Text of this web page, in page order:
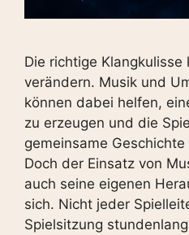
Die richtige Klangkulisse
verändern. Musik und
können dabei helfen,
zu erzeugen und die
gemeinsame
Doch der Einsatz von
auch seine eigenen
sich. Nicht jeder
Spielsitzung